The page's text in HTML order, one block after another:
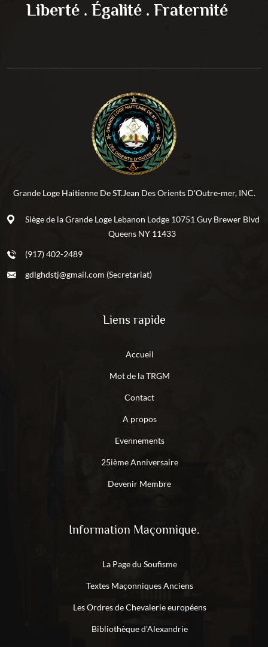
Liberté . Égalité . Fraternité
Grande Loge Haitienne De ST.Jean Des Orients D'Outre-mer, INC.
Siège de la Grande Loge Lebanon Lodge 10751 Guy Brewer Blvd
Queens NY 11433
(917) 402-2489
gdlghdstj@gmail.com (Secretariat)
Liens rapide
Accueil
Mot de la TRGM
Contact
A propos
Evennements
25ième Anniversaire
Devenir Membre
Information Maçonnique.
La Page du Soufisme
Textes Maçonniques Anciens
Les Ordres de Chevalerie européens
Bibliothèque d'Alexandrie